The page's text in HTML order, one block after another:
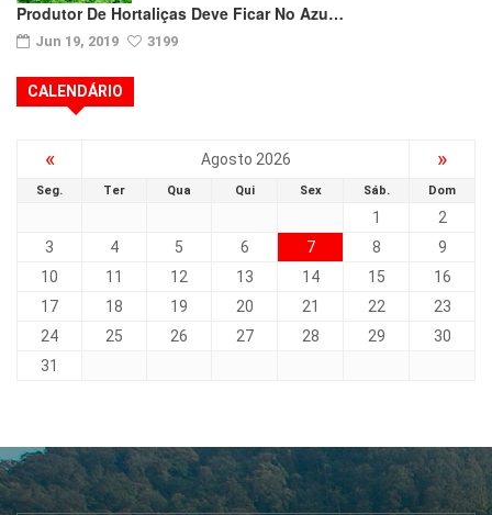
Produtor De Hortaliças Deve Ficar No Azu…
Jun 19, 2019 3199
CALENDÁRIO
« Agosto 2026 »
Seg. Ter Qua Qui Sex Sáb. Dom
1
2
3
4 5 6 7 8
9
10
11 12 13 14 15
16
17
18 19 20 21 22
23
24
25 26 27 28 29
30
31